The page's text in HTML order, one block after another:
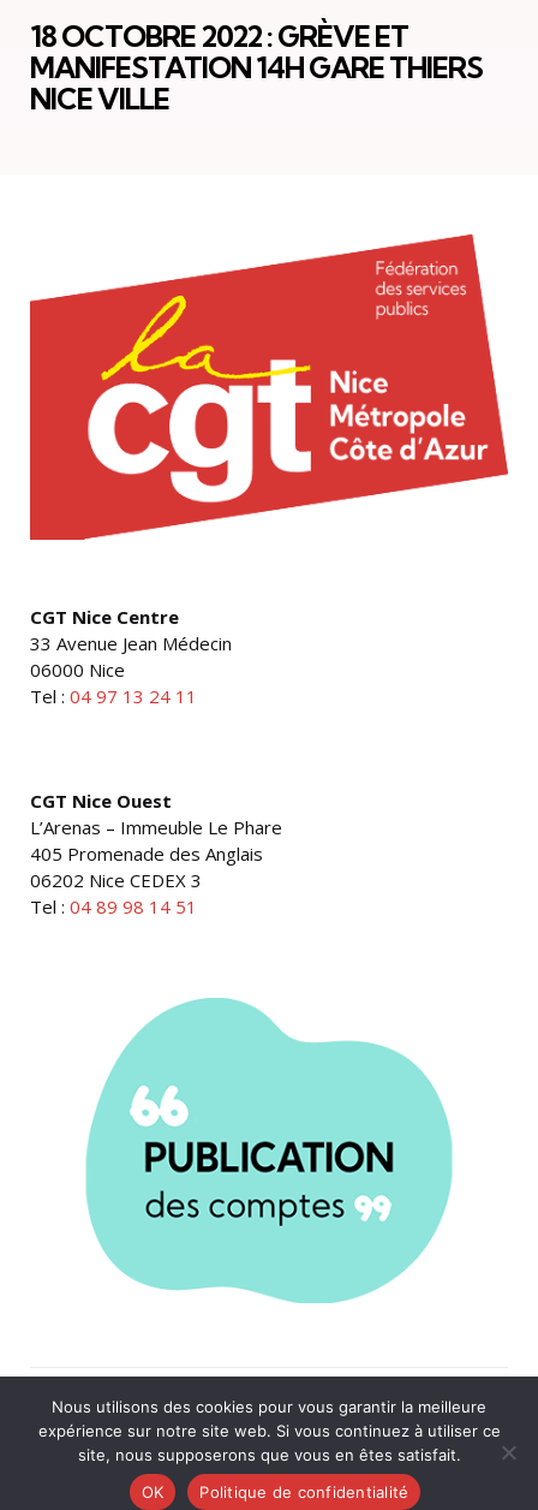
18 OCTOBRE 2022 : GRÈVE ET
MANIFESTATION 14H GARE THIERS
NICE VILLE
CGT Nice Centre
33 Avenue Jean Médecin
06000 Nice
Tel : 04 97 13 24 11
CGT Nice Ouest
L’Arenas – Immeuble Le Phare
405 Promenade des Anglais
06202 Nice CEDEX 3
Tel : 04 89 98 14 51
Réalisé parBanzai |Mentions légales
Nous utilisons des cookies pour vous garantir la meilleure
expérience sur notre site web. Si vous continuez à utiliser ce
site, nous supposerons que vous en êtes satisfait.
OK
Politique de confidentialité